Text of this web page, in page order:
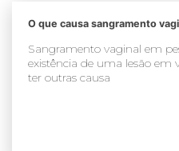
O que causa sangramento
Sangramento vaginal em
existência de uma lesão em
ter outras causa